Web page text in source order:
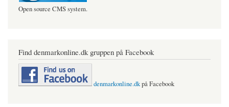
Open source CMS system.
Find denmarkonline.dk gruppen på Facebook
denmarkonline.dkpå Facebook